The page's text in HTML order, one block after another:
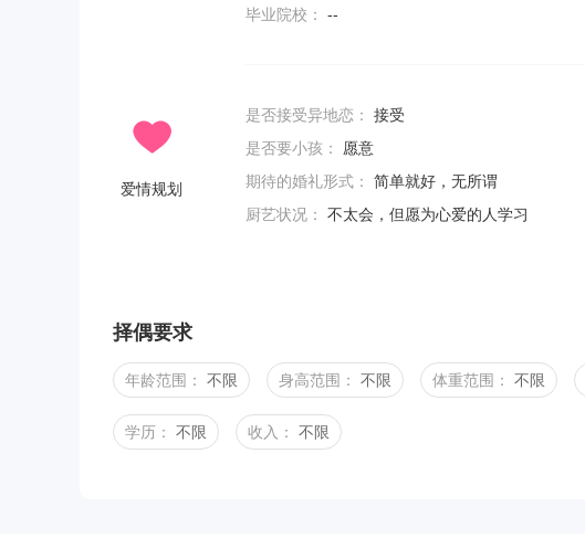
毕业院校：
--
爱情规划
是否接受异地恋： 接受
是否要小孩：
愿意
期待的婚礼形式：
简单就好，无所谓
厨艺状况：
不太会，但愿为心爱的人学习
择偶要求
年龄范围： 不限 身高范围： 不限 体重范围： 不限
学历： 不限 收入： 不限